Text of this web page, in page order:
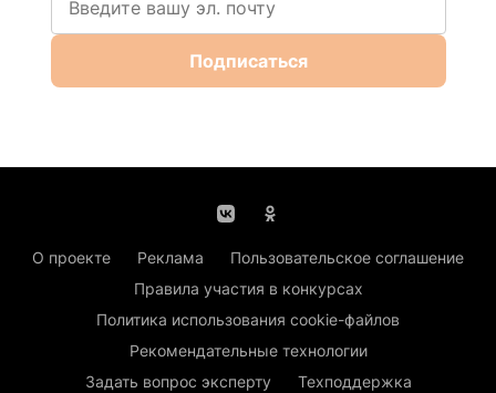
Подписаться
О проекте Реклама
Пользовательское соглашение
Правила участия в конкурсах
Политика использования cookie-файлов
Рекомендательные технологии
Задать вопрос эксперту
Техподдержка